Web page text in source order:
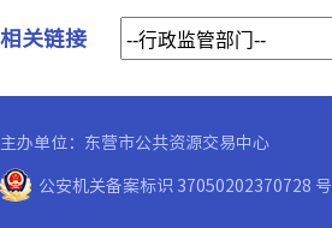
相关链接
主办单位：东营市公共资源交易中心
公安机关备案标识 37050202370728 号